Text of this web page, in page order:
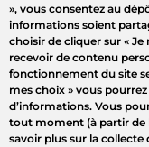
», vous consentez au
informations soient
choisir de cliquer sur « Je
recevoir de contenu
fonctionnement du site
mes choix » vous
d’informations. Vous
tout moment (à partir de
savoir plus sur la